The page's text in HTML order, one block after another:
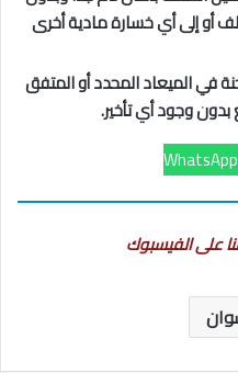
أو إلى أي خسارة مادية أخرى
في الميعاد المحدد أو المتفق
وجود أي تأخير.
على الفيسبوك